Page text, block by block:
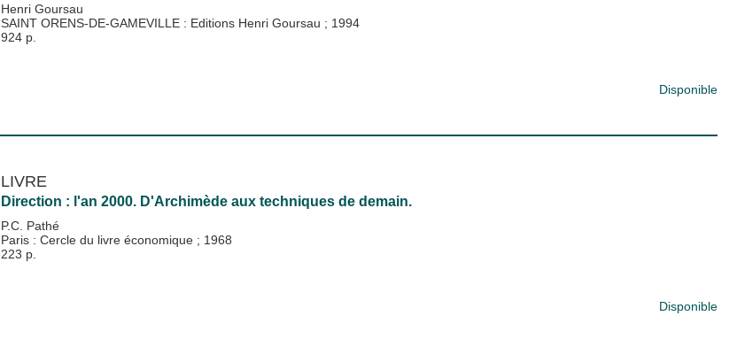
Henri Goursau
SAINT ORENS-DE-GAMEVILLE : Editions Henri Goursau ; 1994
924 p.
Disponible
LIVRE
Direction : l'an 2000. D'Archimède aux techniques de demain.
P.C. Pathé
Paris : Cercle du livre économique ; 1968
223 p.
Disponible